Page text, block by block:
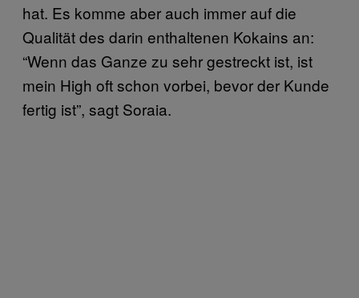
hat. Es komme aber auch immer auf die
Qualität des darin enthaltenen Kokains an:
“Wenn das Ganze zu sehr gestreckt ist, ist
mein High oft schon vorbei, bevor der Kunde
fertig ist”, sagt Soraia.